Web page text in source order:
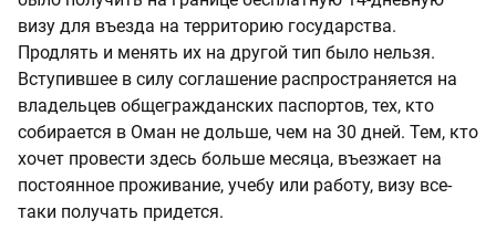
визу для въезда на территорию государства.
Продлять и менять их на другой тип было нельзя.
Вступившее в силу соглашение распространяется на
владельцев общегражданских паспортов, тех, кто
собирается в Оман не дольше, чем на 30 дней. Тем, кто
хочет провести здесь больше месяца, въезжает на
постоянное проживание, учебу или работу, визу все-
таки получать придется.